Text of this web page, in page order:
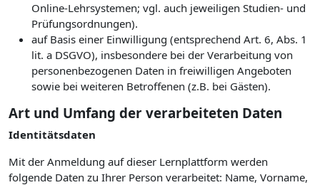
Online-Lehrsystemen; vgl. auch jeweiligen Studien- und
Prüfungsordnungen).
auf Basis einer Einwilligung (entsprechend Art. 6, Abs. 1
lit. a DSGVO), insbesondere bei der Verarbeitung von
personenbezogenen Daten in freiwilligen Angeboten
sowie bei weiteren Betroffenen (z.B. bei Gästen).
Art und Umfang der verarbeiteten Daten
Identitätsdaten
Mit der Anmeldung auf dieser Lernplattform werden
folgende Daten zu Ihrer Person verarbeitet: Name, Vorname,